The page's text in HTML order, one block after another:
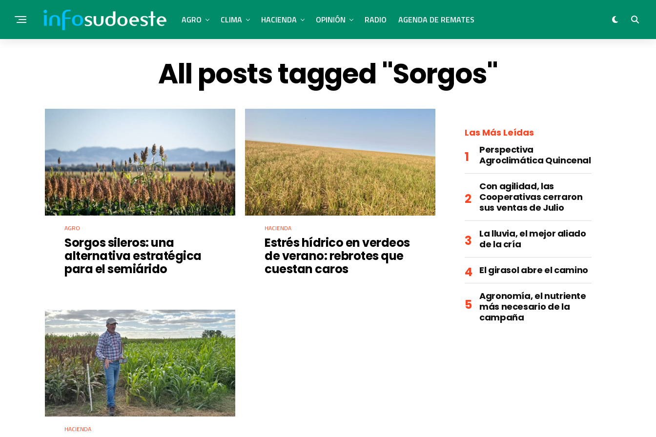
AGRO CLIMA HACIENDA OPINIÓN RADIO AGENDA DE REMATES
All posts tagged "Sorgos"
AGRO
Sorgos sileros: una
alternativa estratégica
para el semiárido
HACIENDA
Estrés hídrico en verdeos
de verano: rebrotes que
cuestan caros
HACIENDA
Las Más Leídas
Perspectiva
Agroclimática Quincenal
Con agilidad, las
Cooperativas cerraron
sus ventas de Julio
La lluvia, el mejor aliado
de la cría
El girasol abre el camino
Agronomía, el nutriente
más necesario de la
campaña